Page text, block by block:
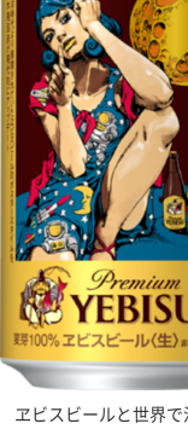
ヱビスビールと世界